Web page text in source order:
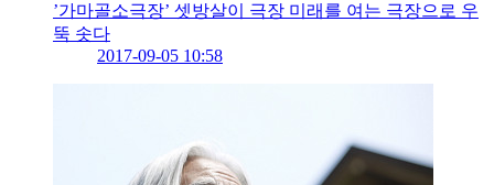
’가마골소극장’ 셋방살이 극장 미래를 여는 극장으로 우
뚝 솟다
2017-09-05 10:58